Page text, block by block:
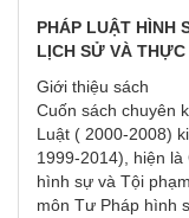
PHÁP LUẬT HÌNH
LỊCH SỬ VÀ THỰC
Giới thiệu sách
Cuốn sách chuyên
Luật ( 2000-2008)
1999-2014), hiện
hình sự và Tội
môn Tư Pháp hình